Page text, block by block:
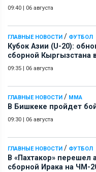
09:40 | 06 августа
ГЛАВНЫЕ НОВОСТИ / ФУТБОЛ
Кубок Азии (U-20):
сборной Кыргызстана
09:35 | 06 августа
ГЛАВНЫЕ НОВОСТИ / ММА
В Бишкеке пройдет
09:30 | 06 августа
ГЛАВНЫЕ НОВОСТИ / ФУТБОЛ
В «Пахтакор» перешел
сборной Ирака на ЧМ-